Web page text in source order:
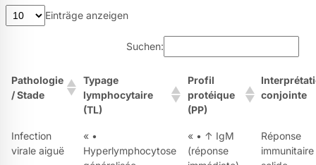
Einträge anzeigen
Suchen:
Pathologie
/ Stade
Typage
lymphocytaire
(TL)
Profil
protéique
(PP)
conjointe
Infection
virale aiguë
« •
Hyperlymphocytose
« • ↑ IgM
(réponse
Réponse
immunitaire